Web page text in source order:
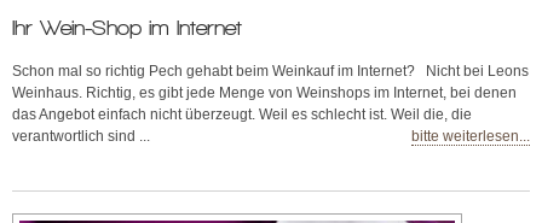
Ihr Wein-Shop im Internet
Schon mal so richtig Pech gehabt beim Weinkauf im Internet? Nicht bei Leons
Weinhaus. Richtig, es gibt jede Menge von Weinshops im Internet, bei denen
das Angebot einfach nicht überzeugt. Weil es schlecht ist. Weil die, die
verantwortlich sind ...
bitte weiterlesen...